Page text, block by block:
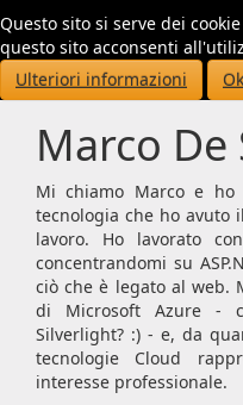
Questo sito si serve dei
questo sito acconsenti
Ulteriori informazioni
Ok
Marco De
Mi chiamo Marco e ho
tecnologia che ho
lavoro. Ho lavorato
concentrandomi su
ciò che è legato al web.
di Microsoft Azure -
Silverlight? :) - e, da
tecnologie Cloud
interesse professionale.